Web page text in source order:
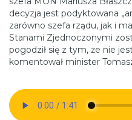
decyzja jest podyktowana
zarówno szefa rządu, jak i
Stanami Zjednoczonymi
pogodził się z tym, że nie
komentował minister